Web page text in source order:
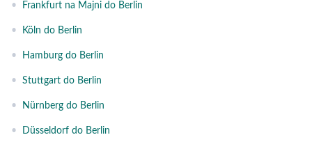
• Frankfurt na Majni do Berlin
• Köln do Berlin
• Hamburg do Berlin
• Stuttgart do Berlin
• Nürnberg do Berlin
• Düsseldorf do Berlin